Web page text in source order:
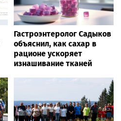
Гастроэнтеролог Садыков
объяснил, как сахар в
рационе ускоряет
изнашивание тканей